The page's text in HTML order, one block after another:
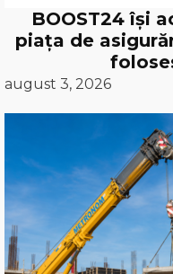
BOOST24 își
piața de
august 3, 2026